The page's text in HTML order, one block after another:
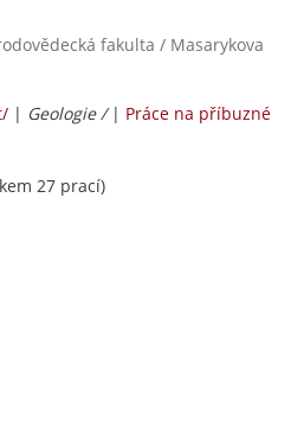
fakulta / Masarykova
| Geologie / | Práce na příbuzné
27 prací)